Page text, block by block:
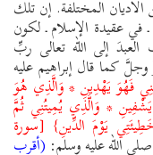
المختلفة. إن تلك
ـ في عقيدة الإسلام ـ لكون
إلى الله تعالى ربِّ
وجلَّ كما قال إبراهيم عليه
فَهُوَ يَهْدِينِ * وَالَّذِي هُوَ
* وَالَّذِي يُمِيتُنِي ثُمَّ
يَوْمَ الدِّينِ} [سورة
الله عليه وسلم: (أقرب